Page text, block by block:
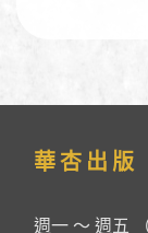
華杏出
週一 ～ 週五